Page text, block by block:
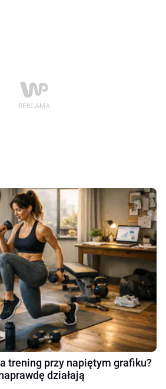
trening przy napiętym grafiku?
działają